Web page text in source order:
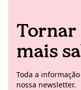
Tornar
mais
Toda a
nossa newsletter.